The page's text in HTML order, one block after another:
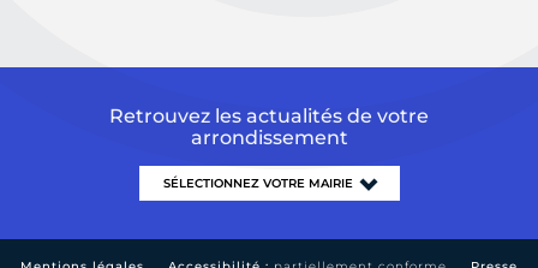
Retrouvez les actualités de votre
arrondissement